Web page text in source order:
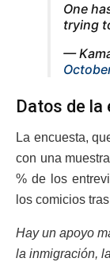
One
trying
—
Datos de la
La encuesta,
con una
% de los
los comicios
Hay un apoyo
la inmigración,